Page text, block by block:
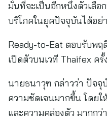
มั่นที่จะเป็นอีกหนึ่งตัวเลือ
บริโภคในยุคปัจจุบันได้อย่
Ready-to-Eat ตอบรับพฤ
เปิดตัวบนเวที Thaifex ครั้
นายธนาวุฑ กล่าวว่า ปัจจุ
ความชัดเจนมากขึ้น โดย
และความคล่องตัว มากก